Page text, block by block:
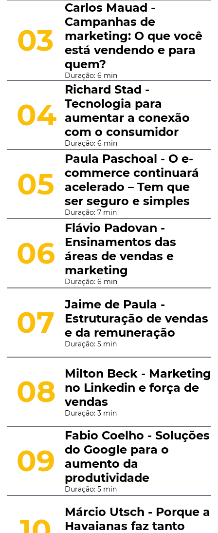
03
Carlos Mauad -
Campanhas de
marketing: O que você
está vendendo e para
quem?
Duração: 6 min
04
Richard Stad -
Tecnologia para
aumentar a conexão
com o consumidor
Duração: 6 min
05
Paula Paschoal - O e-
commerce continuará
acelerado – Tem que
ser seguro e simples
Duração: 7 min
06
Flávio Padovan -
Ensinamentos das
áreas de vendas e
marketing
Duração: 6 min
07
Jaime de Paula -
Estruturação de vendas
e da remuneração
Duração: 5 min
08
Milton Beck - Marketing
no Linkedin e força de
vendas
Duração: 3 min
09
Fabio Coelho - Soluções
do Google para o
aumento da
produtividade
Duração: 5 min
Márcio Utsch - Porque a
Havaianas faz tanto